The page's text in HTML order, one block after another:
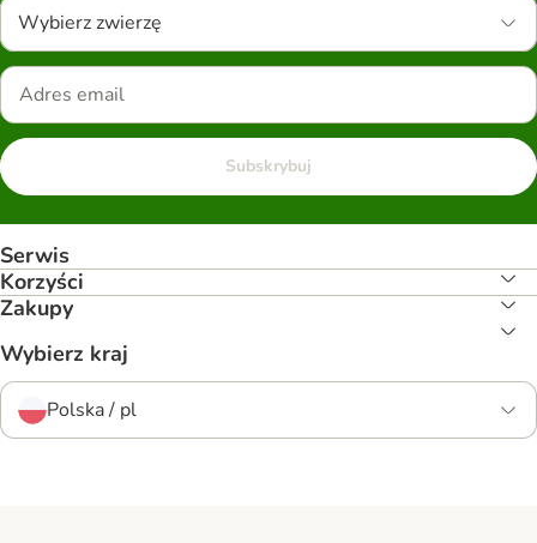
Wybierz zwierzę
Subskrybuj
Serwis
Korzyści
Zakupy
Wybierz kraj
Polska / pl